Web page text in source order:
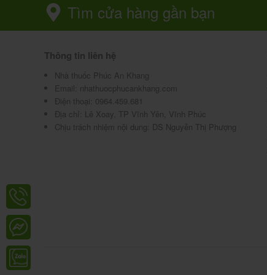
Tìm cửa hàng gần bạn
Thông tin liên hệ
Nhà thuốc Phúc An Khang
Email: nhathuocphucankhang.com
Điện thoại: 0964.459.681
Địa chỉ: Lê Xoay, TP Vĩnh Yên, Vĩnh Phúc
Chịu trách nhiệm nội dung: DS Nguyễn Thị Phượng